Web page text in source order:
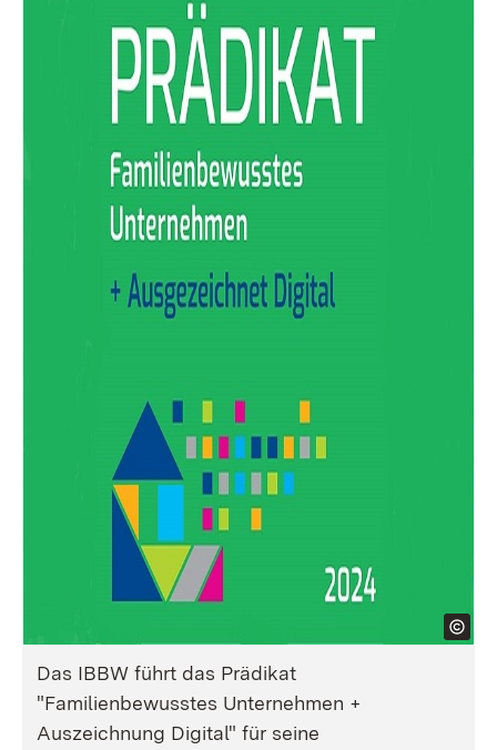
Das IBBW führt das Prädikat
"Familienbewusstes Unternehmen +
Auszeichnung Digital" für seine